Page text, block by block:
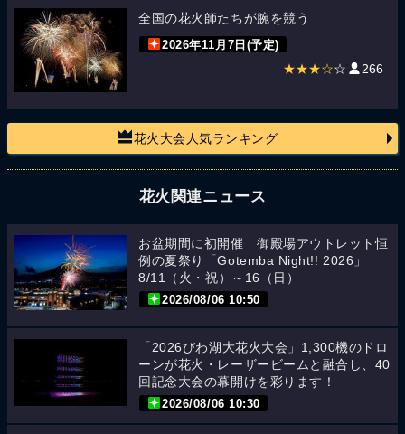
全国の花火師たちが腕を競う
2026年11月7日(予定)
★★★☆☆ 266
花火大会人気ランキング
花火関連ニュース
お盆期間に初開催 御殿場アウトレット恒
例の夏祭り「Gotemba Night!! 2026」
8/11（火・祝）～16（日）
2026/08/06 10:50
「2026びわ湖大花火大会」1,300機のドロ
ーンが花火・レーザービームと融合し、40
回記念大会の幕開けを彩ります！
2026/08/06 10:30